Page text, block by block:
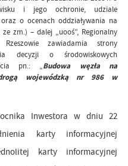
i jego ochronie, udziale
o ocenach oddziaływania na
zm.) – dalej „uooś”, Regionalny
zawiadamia strony
decyzji o środowiskowych
pn.: „Budowa węzła na
wojewódzką nr 986 w
Inwestora w dniu 22
karty informacyjnej
karty informacyjnej